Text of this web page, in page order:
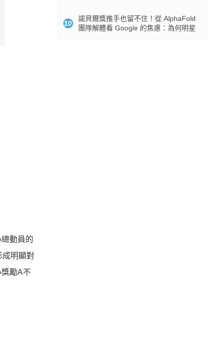
動員的
成明顯對
勵A不
10
諾貝爾獎推手也留不住！從 AlphaFold
團隊解體看 Google 的焦慮：為何明星